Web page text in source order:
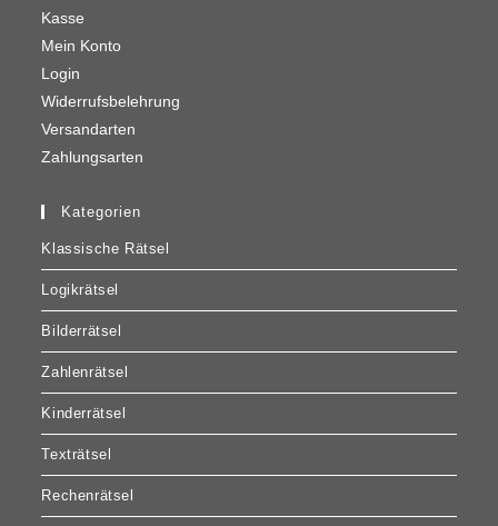
Kasse
Mein Konto
Login
Widerrufsbelehrung
Versandarten
Zahlungsarten
Kategorien
Klassische Rätsel
Logikrätsel
Bilderrätsel
Zahlenrätsel
Kinderrätsel
Texträtsel
Rechenrätsel